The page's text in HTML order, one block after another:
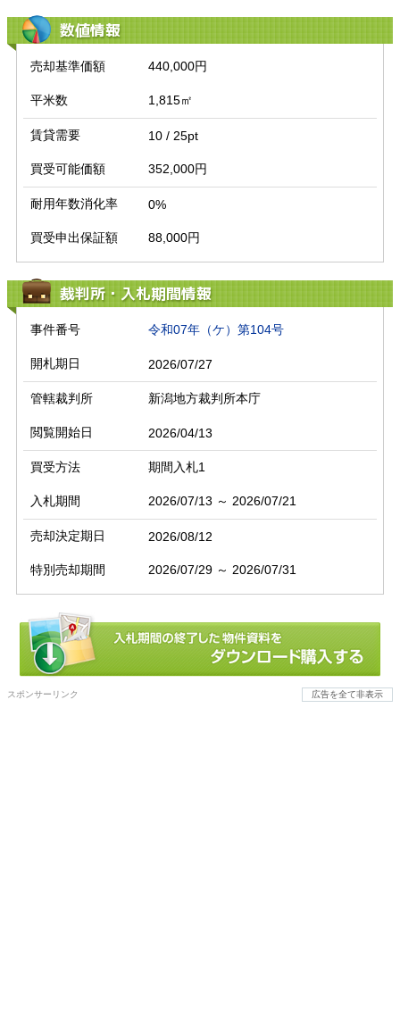
数値情報
売却基準価額 440,000円
平米数 1,815㎡
賃貸需要 10 / 25pt
買受可能価額 352,000円
耐用年数消化率 0%
買受申出保証額 88,000円
裁判所・入札期間情報
事件番号 令和07年（ケ）第104号
開札期日 2026/07/27
管轄裁判所 新潟地方裁判所本庁
閲覧開始日 2026/04/13
買受方法 期間入札1
入札期間 2026/07/13 ～ 2026/07/21
売却決定期日 2026/08/12
特別売却期間 2026/07/29 ～ 2026/07/31
スポンサーリンク 広告を全て非表示